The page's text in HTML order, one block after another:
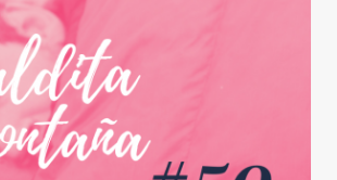
DE
SEGUNDA
MUNDIAL